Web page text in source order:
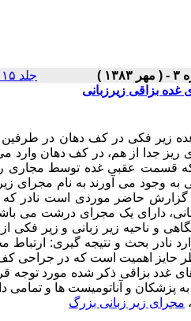
جلد ۱۵ شماره ۳ صفحات ۱۵-۹
بزاقی زیرزبانی
فکی در کف دهان در طرفین
ترشح غده بزاقی زیر زبانی اکثرا توسط 8 تا20 مجرای
قسمت عقبی غده توسط مجاری
می آورند به نام مجرای زیر
گزارش حاضر موردی است نادر
دارای یک مجرای درشت می
و ناحیه زیر زبانی و زیر
نادر بحث و نتیجه گیری:
حایز اهمیت است که در جراحی
غدد بزاقی ذکر شده مورد توجه
پزشکان و آناتومیست ها و تمامی
، مجرای زیر زبانی بزرگ